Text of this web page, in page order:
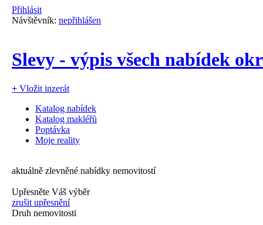
Přihlásit
Návštěvník: nepřihlášen
Slevy - výpis všech nabídek
+ Vložit inzerát
Katalog nabídek
Katalog makléřů
Poptávka
Moje reality
aktuálně zlevněné nabídky nemovitostí
Upřesněte Váš výběr
zrušit upřesnění
Druh nemovitosti